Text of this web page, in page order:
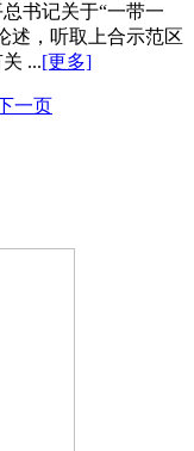
书记关于“一带一
述，听取上合示范区
...[更多]
一页